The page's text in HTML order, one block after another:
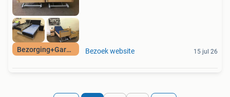
Bezorging+Garantie Bezoek website 15 jul 26